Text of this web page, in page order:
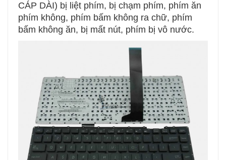
CÁP DÀI) bị liệt phím, bị chạm phím, phím ăn
phím không, phím bấm không ra chữ, phím
bấm không ăn, bị mất nút, phím bị vô nước.